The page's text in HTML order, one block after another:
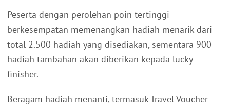
Peserta dengan perolehan poin tertinggi
berkesempatan memenangkan hadiah menarik dari
total 2.500 hadiah yang disediakan, sementara 900
hadiah tambahan akan diberikan kepada lucky
finisher.
Beragam hadiah menanti, termasuk Travel Voucher